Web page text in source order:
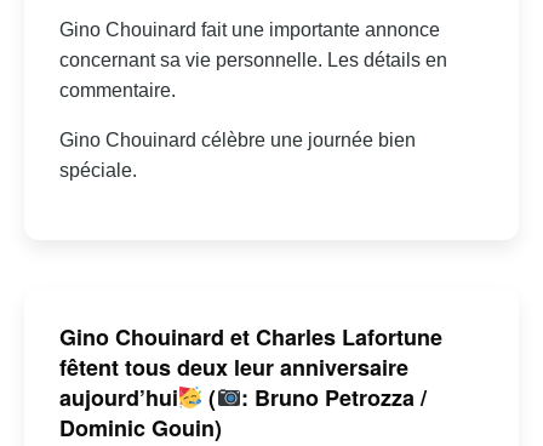
Gino Chouinard fait une importante annonce
concernant sa vie personnelle. Les détails en
commentaire.
Gino Chouinard célèbre une journée bien
spéciale.
Gino Chouinard et Charles Lafortune
fêtent tous deux leur anniversaire
aujourd’hui
(
: Bruno Petrozza /
Dominic Gouin)